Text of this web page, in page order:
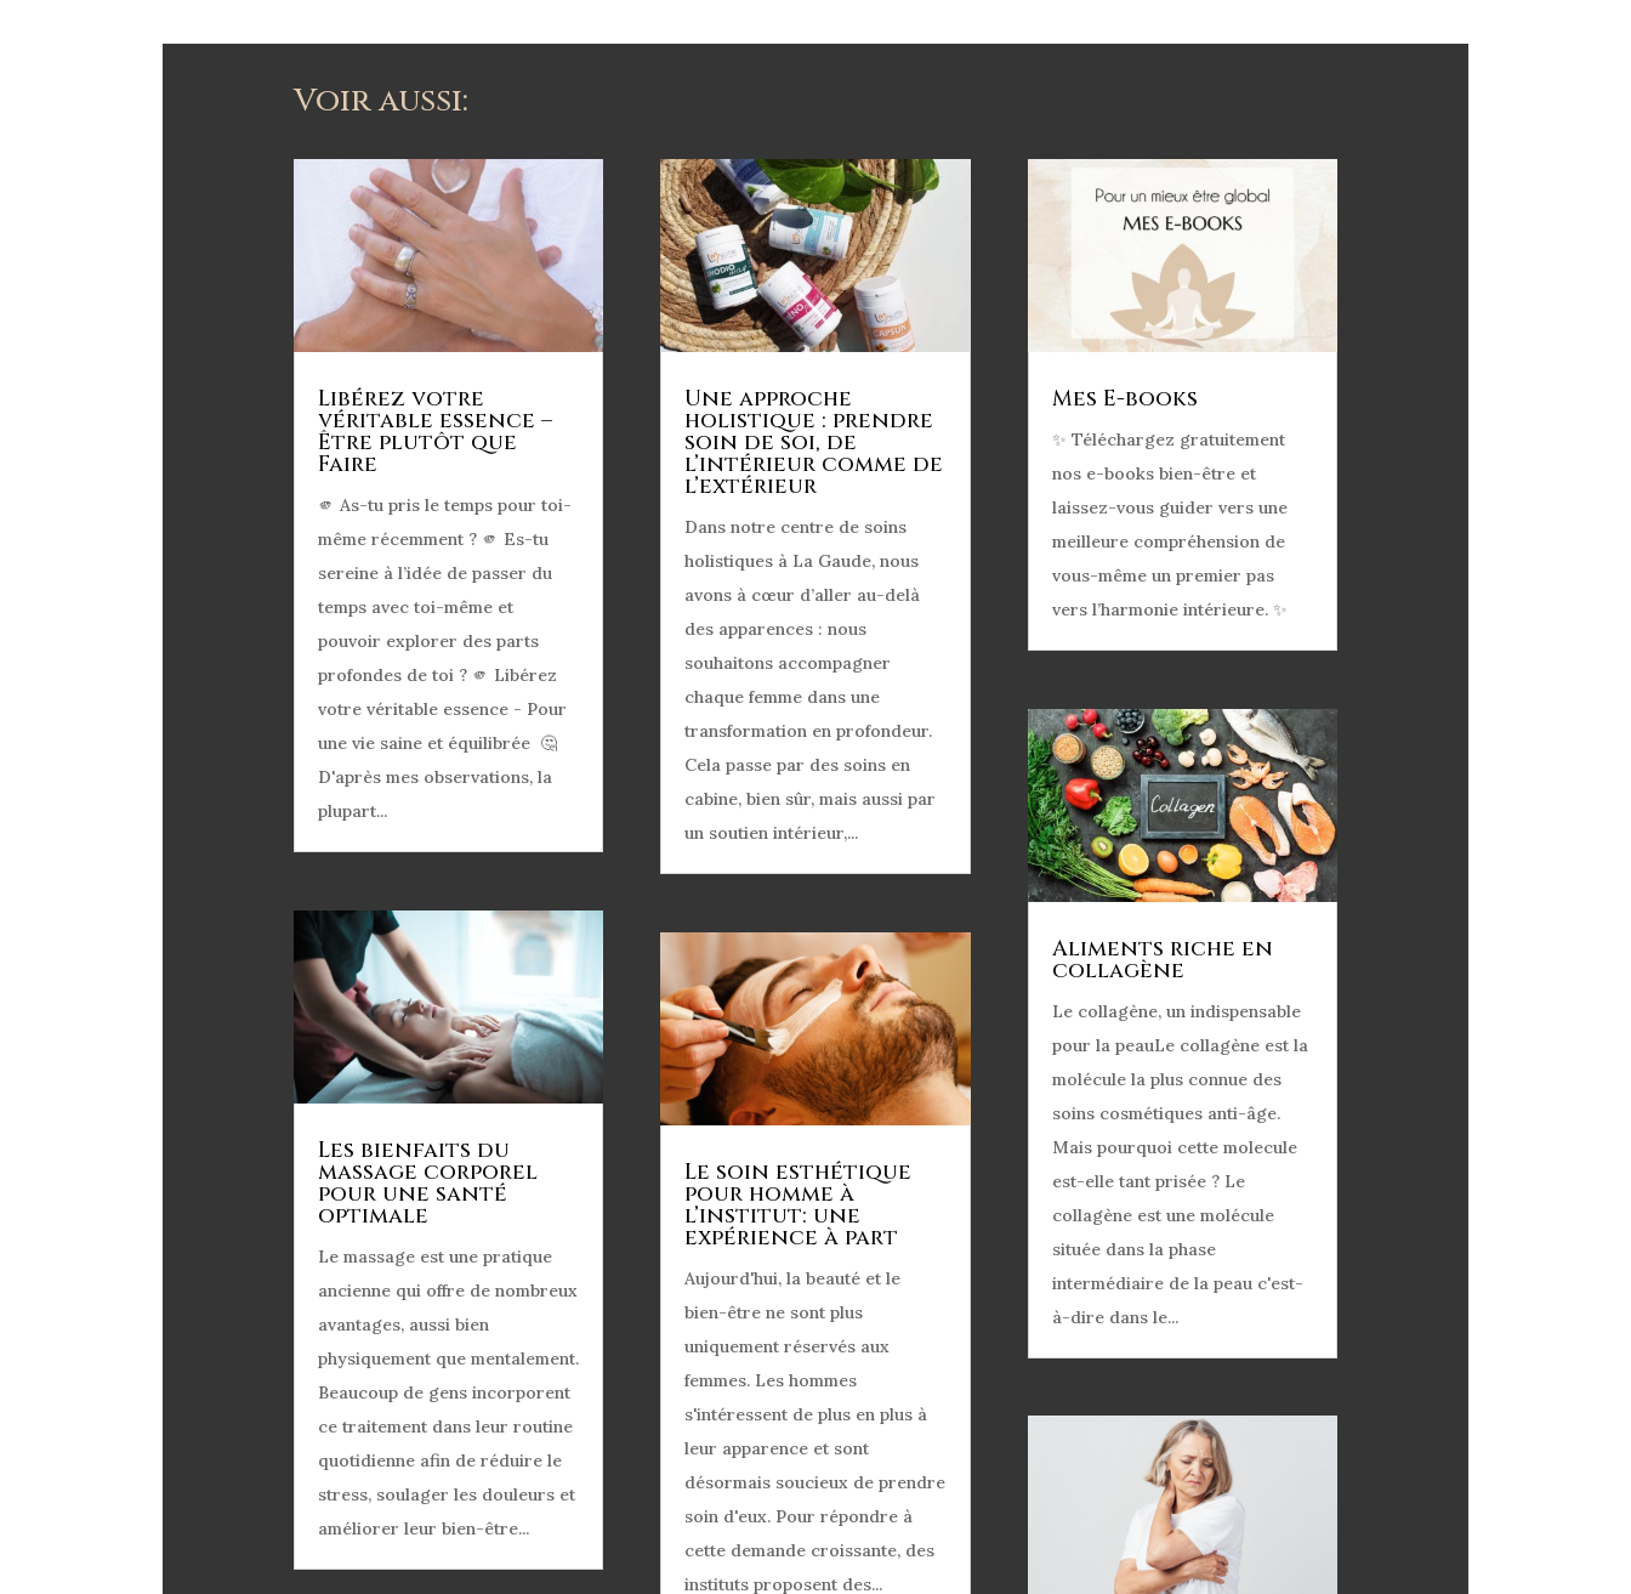
Voir aussi:
Libérez votre
véritable essence –
Être plutôt que
Faire
🫵 As-tu pris le temps pour toi-
même récemment ? 🫵 Es-tu
sereine à l’idée de passer du
temps avec toi-même et
pouvoir explorer des parts
profondes de toi ? 🫵 Libérez
votre véritable essence - Pour
une vie saine et équilibrée 🤔
D'après mes observations, la
plupart...
Les bienfaits du
massage corporel
pour une santé
optimale
Le massage est une pratique
ancienne qui offre de nombreux
avantages, aussi bien
physiquement que mentalement.
Beaucoup de gens incorporent
ce traitement dans leur routine
quotidienne afin de réduire le
stress, soulager les douleurs et
améliorer leur bien-être...
Une approche
holistique : prendre
soin de soi, de
l’intérieur comme de
l’extérieur
Dans notre centre de soins
holistiques à La Gaude, nous
avons à cœur d’aller au-delà
des apparences : nous
souhaitons accompagner
chaque femme dans une
transformation en profondeur.
Cela passe par des soins en
cabine, bien sûr, mais aussi par
un soutien intérieur,...
Le soin esthétique
pour homme à
l’institut: une
expérience à part
Aujourd'hui, la beauté et le
bien-être ne sont plus
uniquement réservés aux
femmes. Les hommes
s'intéressent de plus en plus à
leur apparence et sont
désormais soucieux de prendre
soin d'eux. Pour répondre à
cette demande croissante, des
instituts proposent des...
Mes E-books
✨ Téléchargez gratuitement
nos e-books bien-être et
laissez-vous guider vers une
meilleure compréhension de
vous-même un premier pas
vers l’harmonie intérieure. ✨
Aliments riche en
collagène
Le collagène, un indispensable
pour la peauLe collagène est la
molécule la plus connue des
soins cosmétiques anti-âge.
Mais pourquoi cette molecule
est-elle tant prisée ? Le
collagène est une molécule
située dans la phase
intermédiaire de la peau c'est-
à-dire dans le...